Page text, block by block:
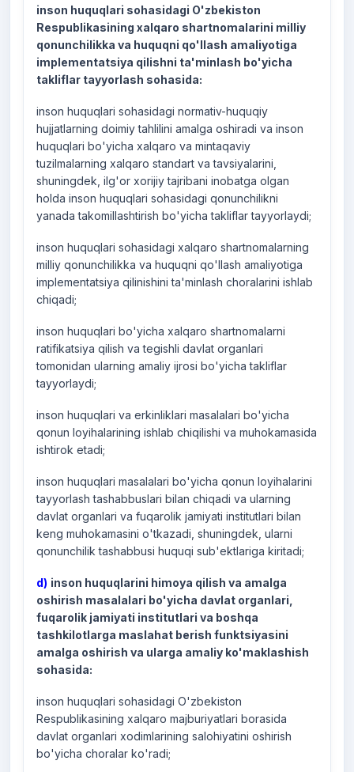
inson huquqlari sohasidagi O'zbekiston
Respublikasining xalqaro shartnomalarini milliy
qonunchilikka va huquqni qo'llash amaliyotiga
implementatsiya qilishni ta'minlash bo'yicha
takliflar tayyorlash sohasida:
inson huquqlari sohasidagi normativ-huquqiy
hujjatlarning doimiy tahlilini amalga oshiradi va inson
huquqlari bo'yicha xalqaro va mintaqaviy
tuzilmalarning xalqaro standart va tavsiyalarini,
shuningdek, ilg'or xorijiy tajribani inobatga olgan
holda inson huquqlari sohasidagi qonunchilikni
yanada takomillashtirish bo'yicha takliflar tayyorlaydi;
inson huquqlari sohasidagi xalqaro shartnomalarning
milliy qonunchilikka va huquqni qo'llash amaliyotiga
implementatsiya qilinishini ta'minlash choralarini ishlab
chiqadi;
inson huquqlari bo'yicha xalqaro shartnomalarni
ratifikatsiya qilish va tegishli davlat organlari
tomonidan ularning amaliy ijrosi bo'yicha takliflar
tayyorlaydi;
inson huquqlari va erkinliklari masalalari bo'yicha
qonun loyihalarining ishlab chiqilishi va muhokamasida
ishtirok etadi;
inson huquqlari masalalari bo'yicha qonun loyihalarini
tayyorlash tashabbuslari bilan chiqadi va ularning
davlat organlari va fuqarolik jamiyati institutlari bilan
keng muhokamasini o'tkazadi, shuningdek, ularni
qonunchilik tashabbusi huquqi sub'ektlariga kiritadi;
d) inson huquqlarini himoya qilish va amalga
oshirish masalalari bo'yicha davlat organlari,
fuqarolik jamiyati institutlari va boshqa
tashkilotlarga maslahat berish funktsiyasini
amalga oshirish va ularga amaliy ko'maklashish
sohasida:
inson huquqlari sohasidagi O'zbekiston
Respublikasining xalqaro majburiyatlari borasida
davlat organlari xodimlarining salohiyatini oshirish
bo'yicha choralar ko'radi;